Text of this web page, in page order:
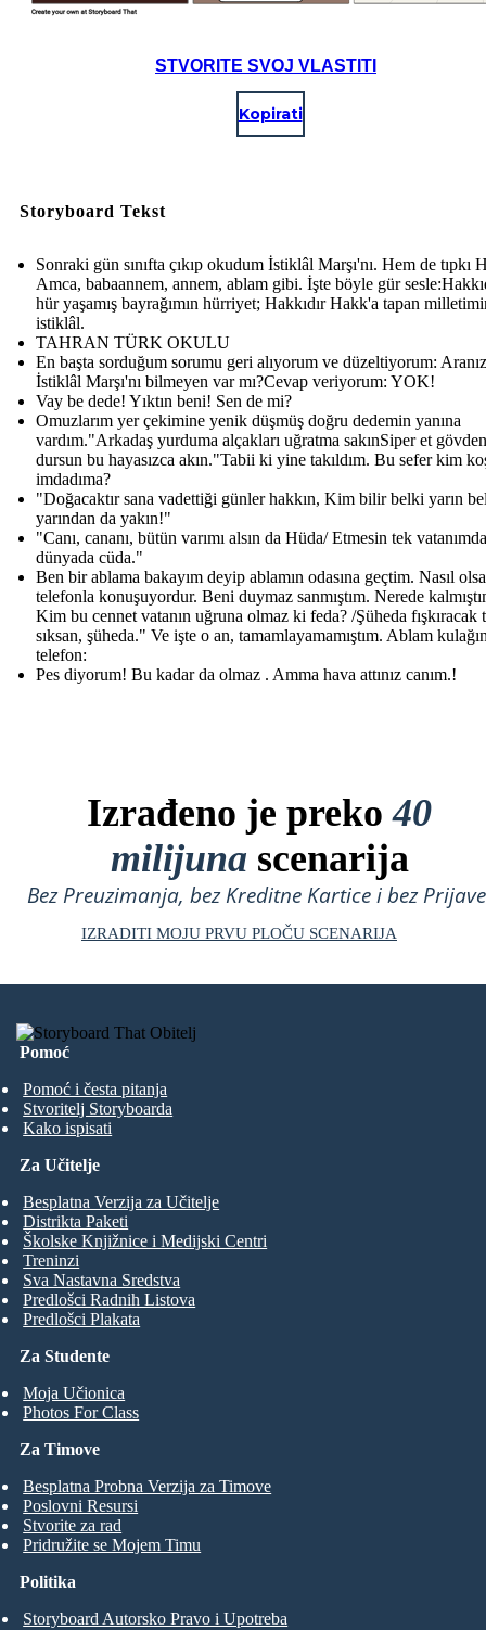
STVORITE SVOJ VLASTITI
Kopirati
Storyboard Tekst
Sonraki gün sınıfta çıkıp okudum İstiklâl Marşı'nı. Hem de tıpkı
Amca, babaannem, annem, ablam gibi. İşte böyle gür
hür yaşamış bayrağımın hürriyet; Hakkıdır Hakk'a tapan
istiklâl.
TAHRAN TÜRK OKULU
En başta sorduğum sorumu geri alıyorum ve düzeltiyorum:
İstiklâl Marşı'nı bilmeyen var mı?Cevap veriyorum: YOK!
Vay be dede! Yıktın beni! Sen de mi?
Omuzlarım yer çekimine yenik düşmüş doğru dedemin yanına
vardım."Arkadaş yurduma alçakları uğratma sakınSiper et
dursun bu hayasızca akın."Tabii ki yine takıldım. Bu sefer kim
imdadıma?
"Doğacaktır sana vadettiği günler hakkın, Kim bilir belki yarın
yarından da yakın!"
"Canı, cananı, bütün varımı alsın da Hüda/ Etmesin tek
dünyada cüda."
Ben bir ablama bakayım deyip ablamın odasına geçtim. Nasıl olsa
telefonla konuşuyordur. Beni duymaz sanmıştım. Nerede
Kim bu cennet vatanın uğruna olmaz ki feda? /Şüheda fışkıracak
sıksan, şüheda." Ve işte o an, tamamlayamamıştım. Ablam
telefon:
Pes diyorum! Bu kadar da olmaz . Amma hava attınız canım.!
Izrađeno je preko40
milijuna scenarija
Bez Preuzimanja, bez Kreditne Kartice i bez
IZRADITI MOJU PRVU PLOČU SCENARIJA
Pomoć
Pomoć i česta pitanja
Stvoritelj Storyboarda
Kako ispisati
Za Studente
Moja Učionica
Photos For Class
Za Učitelje
Besplatna Verzija za Učitelje
Distrikta Paketi
Školske Knjižnice i Medijski Centri
Treninzi
Sva Nastavna Sredstva
Predlošci Radnih Listova
Predlošci Plakata
Za Timove
Besplatna Probna Verzija za Timove
Poslovni Resursi
Stvorite za rad
Pridružite se Mojem Timu
Politika
Storyboard Autorsko Pravo i Upotreba